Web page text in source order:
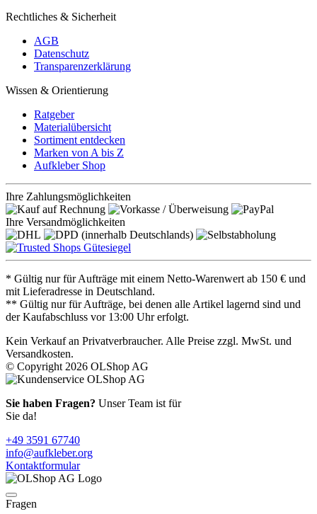
Rechtliches & Sicherheit
AGB
Datenschutz
Transparenzerklärung
Wissen & Orientierung
Ratgeber
Materialübersicht
Sortiment entdecken
Marken von A bis Z
Aufkleber Shop
Ihre Zahlungsmöglichkeiten
Ihre Versandmöglichkeiten
* Gültig nur für Aufträge mit einem Netto-Warenwert ab 150 € und
mit Lieferadresse in Deutschland.
** Gültig nur für Aufträge, bei denen alle Artikel lagernd sind und
der Kaufabschluss vor 13:00 Uhr erfolgt.
Kein Verkauf an Privatverbraucher. Alle Preise zzgl. MwSt. und
Versandkosten.
© Copyright 2026 OLShop AG
Sie haben Fragen? Unser Team ist für
Sie da!
+49 3591 67740
info@aufkleber.org
Kontaktformular
Fragen